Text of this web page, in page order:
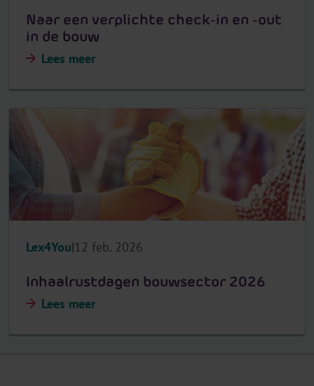
Naar een verplichte check-in en -out
in de bouw
Lees meer
Lex4You 12 feb. 2026
Inhaalrustdagen bouwsector 2026
Lees meer